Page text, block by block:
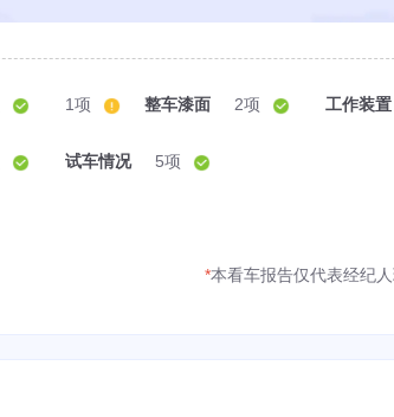
1项 整车漆面 2项 工作装置
试车情况 5项
*本看车报告仅代表经纪